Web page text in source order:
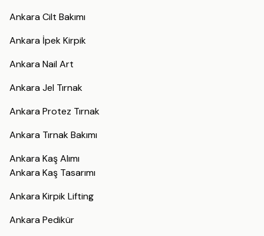
Ankara Cilt Bakımı
Ankara İpek Kirpik
Ankara Nail Art
Ankara Jel Tırnak
Ankara Protez Tırnak
Ankara Tırnak Bakımı
Ankara Kaş Alımı
Ankara Kaş Tasarımı
Ankara Kirpik Lifting
Ankara Pedikür